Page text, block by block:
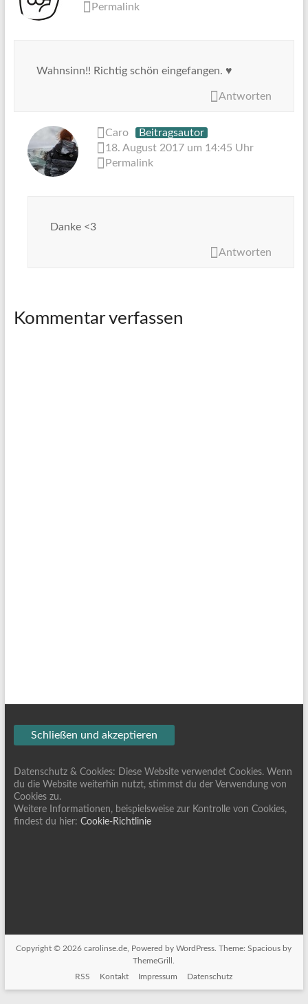
Permalink
Wahnsinn!! Richtig schön eingefangen. ♥
Antworten
Caro
Beitragsautor
18. August 2017 um 14:45 Uhr
Permalink
Danke <3
Antworten
Kommentar verfassen
Datenschutz & Cookies: Diese Website verwendet Cookies. Wenn
du die Website weiterhin nutzt, stimmst du der Verwendung von
Cookies zu.
Weitere Informationen, beispielsweise zur Kontrolle von Cookies,
findest du hier: Cookie-Richtlinie
Copyright © 2026carolinse.de , Powered byWordPress . Theme: Spacious by
ThemeGrill
RSS
Kontakt Impressum Datenschutz